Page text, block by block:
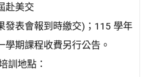
赴美交
發表會報到時繳交)；115 學年
學期課程收費另行公告。
訓地點：